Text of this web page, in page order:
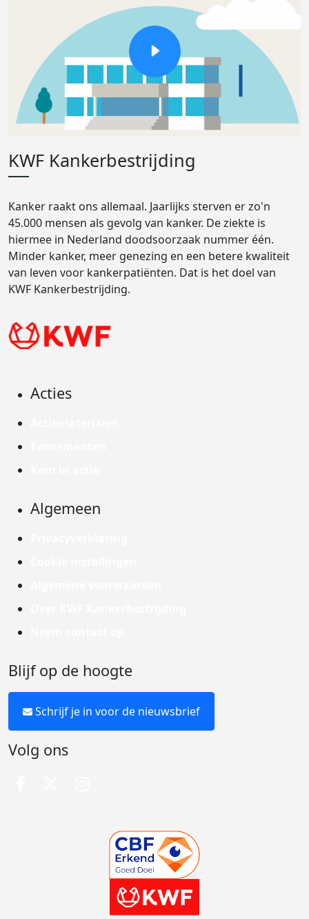
KWF Kankerbestrijding
Kanker raakt ons allemaal. Jaarlijks sterven er zo'n
45.000 mensen als gevolg van kanker. De ziekte is
hiermee in Nederland doodsoorzaak nummer één.
Minder kanker, meer genezing en een betere kwaliteit
van leven voor kankerpatiënten. Dat is het doel van
KWF Kankerbestrijding.
Acties
Algemeen
Blijf op de hoogte
Schrijf je in voor de nieuwsbrief
Volg ons